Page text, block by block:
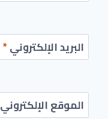
البريد الإلكتروني*
الموقع الإلكتروني